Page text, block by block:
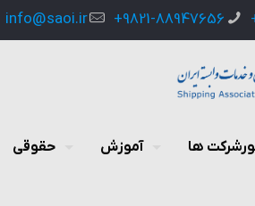
9821-88947656+
info@saoi.ir
ها آموزش حقوقی